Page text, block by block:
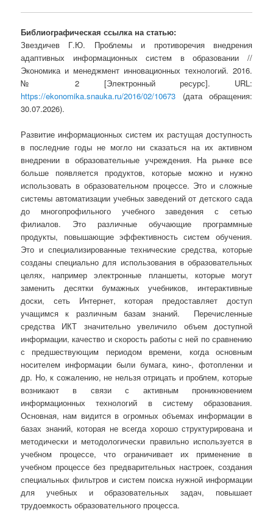
Библиографическая ссылка на статью:
Звездичев Г.Ю. Проблемы и противоречия внедрения
адаптивных информационных систем в образовании //
Экономика и менеджмент инновационных технологий. 2016.
№ 2 [Электронный ресурс]. URL:
https://ekonomika.snauka.ru/2016/02/10673 (дата обращения:
30.07.2026).
Развитие информационных систем их растущая доступность
в последние годы не могло ни сказаться на их активном
внедрении в образовательные учреждения. На рынке все
больше появляется продуктов, которые можно и нужно
использовать в образовательном процессе. Это и сложные
системы автоматизации учебных заведений от детского сада
до многопрофильного учебного заведения с сетью
филиалов. Это различные обучающие программные
продукты, повышающие эффективность систем обучения.
Это и специализированные технические средства, которые
созданы специально для использования в образовательных
целях, например электронные планшеты, которые могут
заменить десятки бумажных учебников, интерактивные
доски, сеть Интернет, которая предоставляет доступ
учащимся к различным базам знаний. Перечисленные
средства ИКТ значительно увеличило объем доступной
информации, качество и скорость работы с ней по сравнению
с предшествующим периодом времени, когда основным
носителем информации были бумага, кино-, фотопленки и
др. Но, к сожалению, не нельзя отрицать и проблем, которые
возникают в связи с активным проникновением
информационных технологий в систему образования.
Основная, нам видится в огромных объемах информации в
базах знаний, которая не всегда хорошо структурирована и
методически и методологически правильно используется в
учебном процессе, что ограничивает их применение в
учебном процессе без предварительных настроек, создания
специальных фильтров и систем поиска нужной информации
для учебных и образовательных задач, повышает
трудоемкость образовательного процесса.